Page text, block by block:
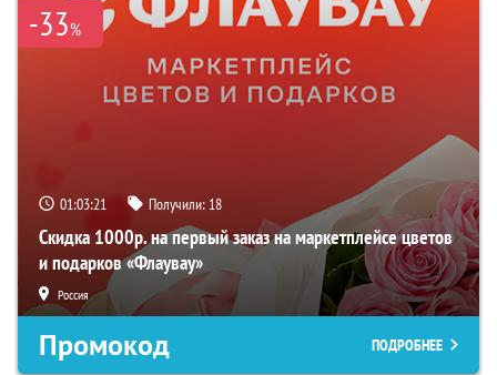
-33%
01:03:20 Получили: 18
Скидка 1000р. на первый заказ на маркетплейсе цветов
и подарков «Флаувау»
Россия
Промокод ПОДРОБНЕЕ